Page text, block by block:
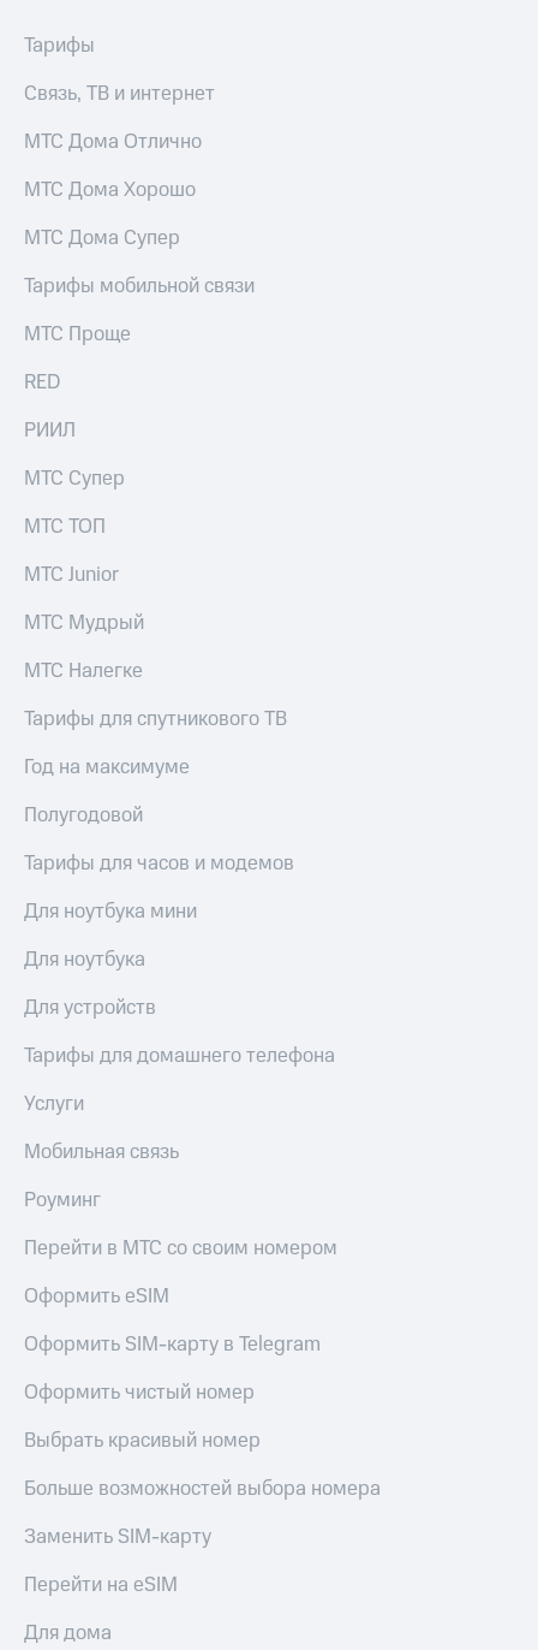
Тарифы
Связь, ТВ и интернет
МТС Дома Отлично
МТС Дома Хорошо
МТС Дома Супер
Тарифы мобильной связи
МТС Проще
RED
РИИЛ
МТС Супер
МТС ТОП
МТС Junior
МТС Мудрый
МТС Налегке
Тарифы для спутникового ТВ
Год на максимуме
Полугодовой
Тарифы для часов и модемов
Для ноутбука мини
Для ноутбука
Для устройств
Тарифы для домашнего телефона
Услуги
Мобильная связь
Роуминг
Перейти в МТС со своим номером
Оформить eSIM
Оформить SIM-карту в Telegram
Оформить чистый номер
Выбрать красивый номер
Больше возможностей выбора номера
Заменить SIM-карту
Перейти на eSIM
Для дома